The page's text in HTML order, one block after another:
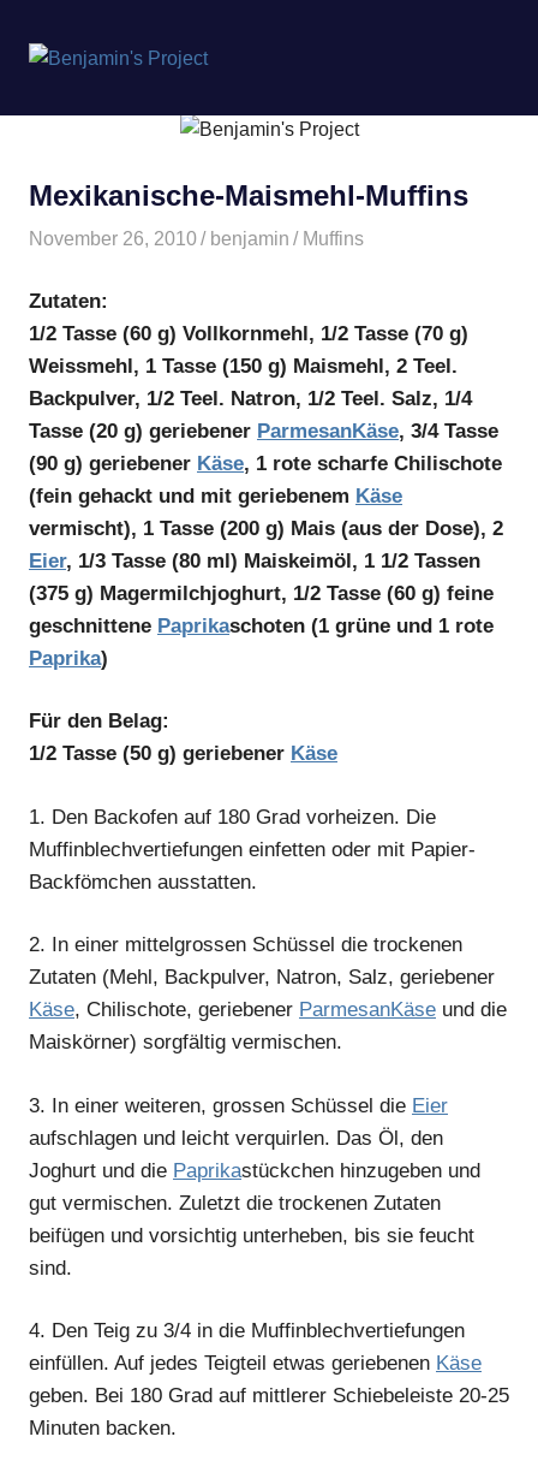
springen
Project
Mexikanische-Maismehl-Muffins
November 26, 2010 benjamin Muffins
Zutaten:
1/2 Tasse (60 g) Vollkornmehl, 1/2 Tasse (70 g)
Weissmehl, 1 Tasse (150 g) Maismehl, 2 Teel.
Backpulver, 1/2 Teel. Natron, 1/2 Teel. Salz, 1/4
Tasse (20 g) geriebener ParmesanKäse, 3/4 Tasse
(90 g) geriebener Käse, 1 rote scharfe Chilischote
(fein gehackt und mit geriebenem Käse
vermischt), 1 Tasse (200 g) Mais (aus der Dose), 2
Eier, 1/3 Tasse (80 ml) Maiskeimöl, 1 1/2 Tassen
(375 g) Magermilchjoghurt, 1/2 Tasse (60 g) feine
geschnittene Paprikaschoten (1 grüne und 1 rote
Paprika)
Für den Belag:
1/2 Tasse (50 g) geriebener Käse
1. Den Backofen auf 180 Grad vorheizen. Die
Muffinblechvertiefungen einfetten oder mit Papier-
Backfömchen ausstatten.
2. In einer mittelgrossen Schüssel die trockenen
Zutaten (Mehl, Backpulver, Natron, Salz, geriebener
Käse, Chilischote, geriebener ParmesanKäse und die
Maiskörner) sorgfältig vermischen.
3. In einer weiteren, grossen Schüssel die Eier
aufschlagen und leicht verquirlen. Das Öl, den
Joghurt und die Paprikastückchen hinzugeben und
gut vermischen. Zuletzt die trockenen Zutaten
beifügen und vorsichtig unterheben, bis sie feucht
sind.
4. Den Teig zu 3/4 in die Muffinblechvertiefungen
einfüllen. Auf jedes Teigteil etwas geriebenen Käse
geben. Bei 180 Grad auf mittlerer Schiebeleiste 20-25
Minuten backen.